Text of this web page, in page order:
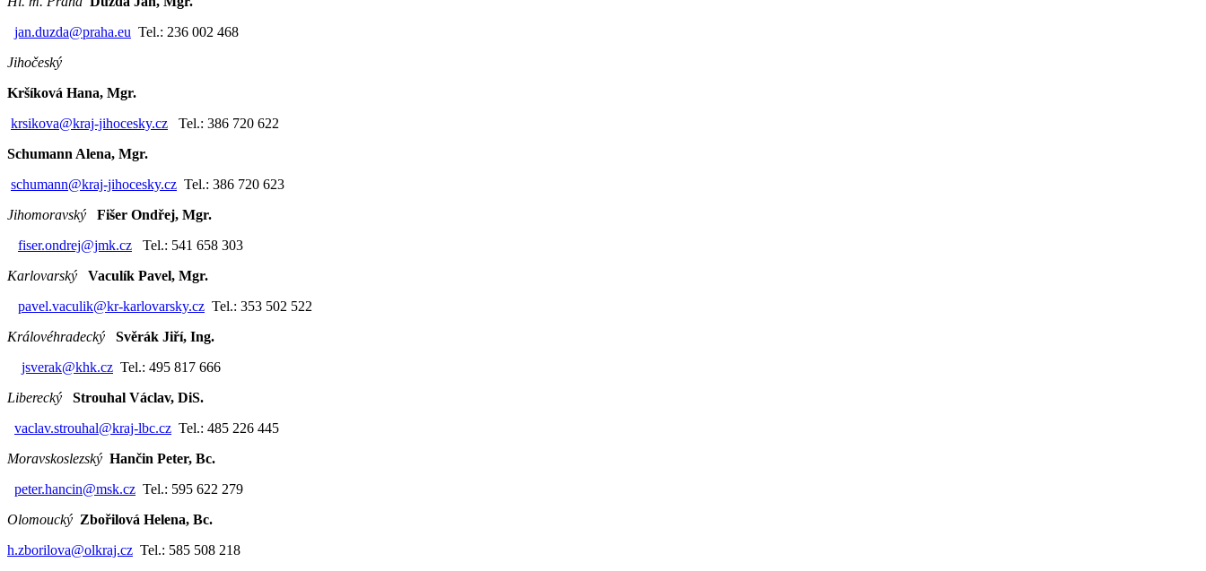
jan.duzda@praha.eu Tel.: 236 002 468
Jihočeský
Kršíková Hana, Mgr.
krsikova@kraj-jihocesky.cz Tel.: 386 720 622
Schumann Alena, Mgr.
schumann@kraj-jihocesky.cz Tel.: 386 720 623
Jihomoravský
Fišer Ondřej, Mgr.
fiser.ondrej@jmk.cz Tel.: 541 658 303
Karlovarský
Vaculík Pavel, Mgr.
pavel.vaculik@kr-karlovarsky.cz Tel.: 353 502 522
Královéhradecký
Svěrák Jiří, Ing.
jsverak@khk.cz Tel.: 495 817 666
Liberecký
Strouhal Václav, DiS.
vaclav.strouhal@kraj-lbc.cz Tel.: 485 226 445
Moravskoslezský Hančin Peter, Bc.
peter.hancin@msk.cz Tel.: 595 622 279
Olomoucký Zbořilová Helena, Bc.
h.zborilova@olkraj.cz Tel.: 585 508 218